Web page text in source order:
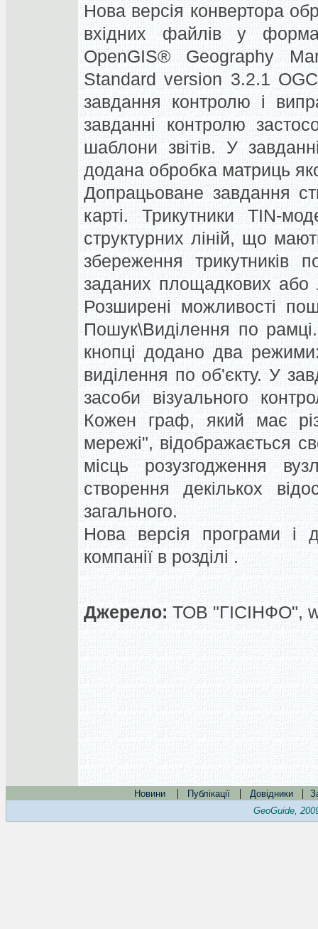
Нова версія конвертора
вхідних файлів у
OpenGIS® Geography
Standard version 3.2.1
завдання контролю і
завданні контролю
шаблони звітів. У
додана обробка матриць
Допрацьоване завдання
карті. Трикутники TIN-
структурних ліній, що
збереження трикутників
заданих площадкових або
Розширені можливості
Пошук\Виділення по
кнопці додано два
виділення по об'єкту. У
засоби візуального
Кожен граф, який має
мережі", відображається
місць розузгодження
створення декількох
загального.
Нова версія програми і
компанії в розділі .
Джерело: ТОВ "ГІСІНФО",
Новини | Публікації | Довідники |
GeoGuide,